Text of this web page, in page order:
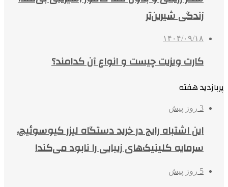
زندگی شیرین‌تر
۱۴۰۴/۰۹/۱۸
کارت ویزیت چیست و انواع آن کدامند؟
پربازدید هفته
3 روز پیش
این اشتباه رایج در خرید دستگاه لیزر کیوسوئیچ،
سرمایه کلینیک‌های زیبایی را نابود می‌کند!
5 روز پیش